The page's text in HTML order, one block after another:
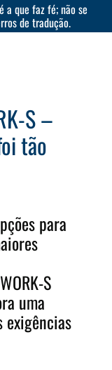
a que faz fé; não se
de tradução.
S –
tão
para
S
uma
exigências